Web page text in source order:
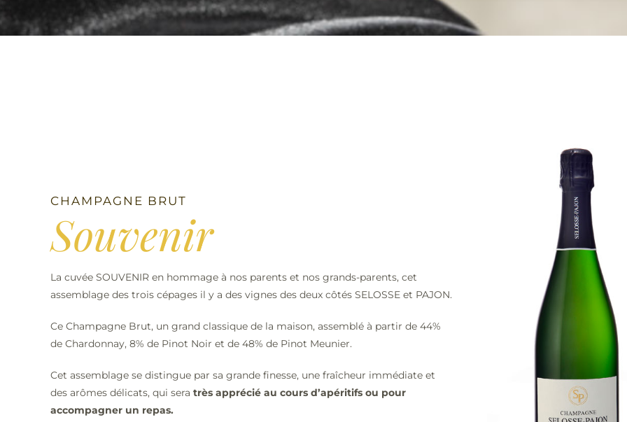
CHAMPAGNE BRUT
Souvenir
La cuvée SOUVENIR en hommage à nos parents et nos grands-parents, cet
assemblage des trois cépages il y a des vignes des deux côtés SELOSSE et PAJON.
Ce Champagne Brut, un grand classique de la maison, assemblé à partir de 44%
de Chardonnay, 8% de Pinot Noir et de 48% de Pinot Meunier.
Cet assemblage se distingue par sa grande finesse, une fraîcheur immédiate et
des arômes délicats, qui sera très apprécié au cours d’apéritifs ou pour
accompagner un repas.